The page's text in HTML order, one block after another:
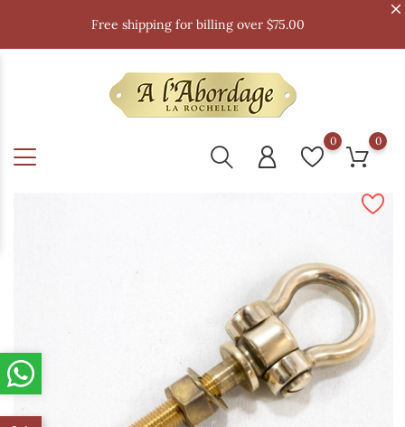
Free shipping for billing over $75.00
0 0